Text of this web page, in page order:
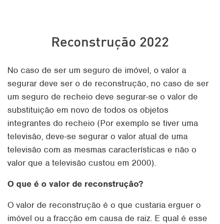
Reconstrução 2022
No caso de ser um seguro de imóvel, o valor a
segurar deve ser o de reconstrução, no caso de ser
um seguro de recheio deve segurar-se o valor de
substituição em novo de todos os objetos
integrantes do recheio (Por exemplo se tiver uma
televisão, deve-se segurar o valor atual de uma
televisão com as mesmas características e não o
valor que a televisão custou em 2000).
O que é o valor de reconstrução?
O valor de reconstrução é o que custaria erguer o
imóvel ou a fracção em causa de raiz. E qual é esse